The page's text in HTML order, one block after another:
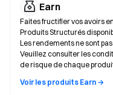
Earn
Faites fructifier vos avoirs
Produits Structurés
Les rendements ne sont
Veuillez consulter les
de risque de chaque
Voir les produits Earn →